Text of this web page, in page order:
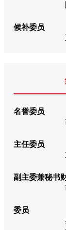
候补委员
名誉委员
主任委员
副主委兼秘书
委员